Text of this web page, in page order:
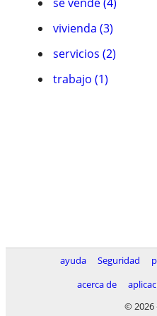
vivienda (3)
servicios (2)
trabajo (1)
ayuda Seguridad
acerca de
© 2026